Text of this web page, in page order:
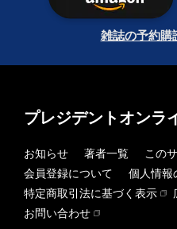
雑誌の予約購
プレジデントオンラ
お知らせ 著者一覧
この
会員登録について
個人情報
特定商取引法に基づく表示
お問い合わせ